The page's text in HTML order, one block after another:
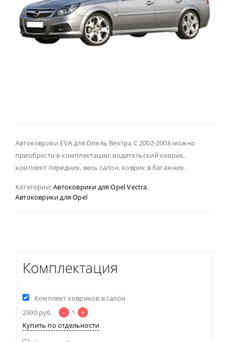
Автоковрики EVA для Опель Вектра С 2002-2008 можно
приобрести в комплектации: водительский коврик,
комплект передних, весь салон, коврик в багажник.
Категории:Автоковрики для Opel Vectra,
Автоковрики для Opel
Комплектация
Комплект ковриков в салон
2990 руб. - 1 +
Купить по отдельности